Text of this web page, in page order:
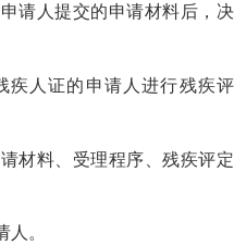
请人提交的申请材料后，决
疾人证的申请人进行残疾评
材料、受理程序、残疾评定
。